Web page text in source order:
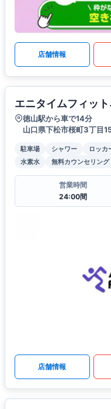
店舗情報
エニタイムフィッ
徳山駅から車で14分
山口県下松市桜町3丁目
駐車場 シャワー ロッカ
水素水
無料カウンセリング
営業時間
24:00間
店舗情報